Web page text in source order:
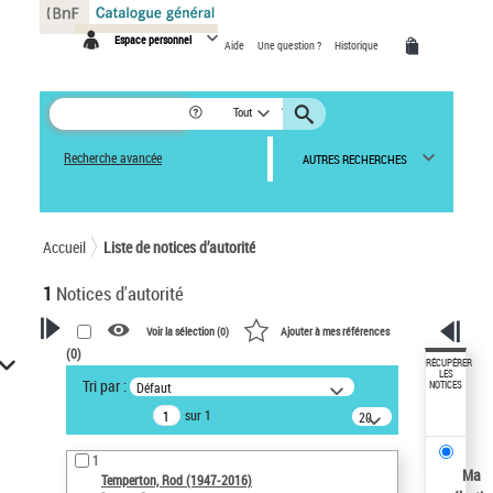
Espace personnel Aide Une question ? Historique
Tout
Recherche avancée AUTRES RECHERCHES
Accueil Liste de notices d’autorité
1 Notices d'autorité
VOTRE RECHERCHE
Recherche avancée dans les
notices d’autorité
Œuvres liées à l'auteur :
Temperton, Rod (1947-2016)
Voir la sélection (0) Ajouter à mes références
(0)
Tri par : Défaut
sur 1
20
résultats/page
1
Temperton, Rod (1947-2016)
RÉCUPÉRER
LES
NOTICES
Ma
Panneau de gestion des cookies